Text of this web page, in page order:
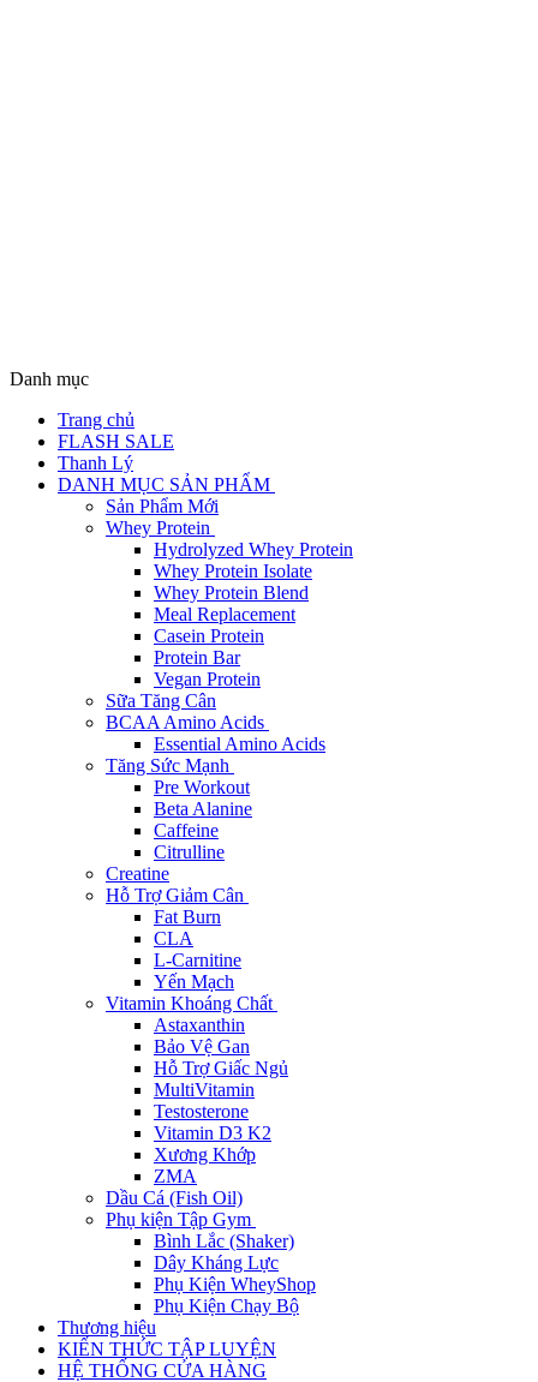
Danh mục
Trang chủ
FLASH SALE
Thanh Lý
DANH MỤC SẢN PHẨM
Sản Phẩm Mới
Whey Protein
Hydrolyzed Whey Protein
Whey Protein Isolate
Whey Protein Blend
Meal Replacement
Casein Protein
Protein Bar
Vegan Protein
Sữa Tăng Cân
BCAA Amino Acids
Essential Amino Acids
Tăng Sức Mạnh
Pre Workout
Beta Alanine
Caffeine
Citrulline
Creatine
Hỗ Trợ Giảm Cân
Fat Burn
CLA
L-Carnitine
Yến Mạch
Vitamin Khoáng Chất
Astaxanthin
Bảo Vệ Gan
Hỗ Trợ Giấc Ngủ
MultiVitamin
Testosterone
Vitamin D3 K2
Xương Khớp
ZMA
Dầu Cá (Fish Oil)
Phụ kiện Tập Gym
Bình Lắc (Shaker)
Dây Kháng Lực
Phụ Kiện WheyShop
Phụ Kiện Chạy Bộ
Thương hiệu
KIẾN THỨC TẬP LUYỆN
HỆ THỐNG CỬA HÀNG